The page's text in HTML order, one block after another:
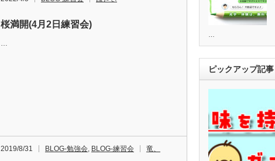
桜満開(4月2日練習会)
…
2019/8/31 BLOG-勉強会, BLOG-練習会 竜、
ピックアップ記事